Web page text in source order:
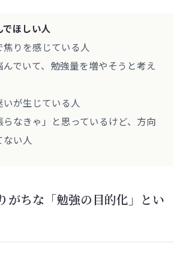
ほしい人
焦りを感じている人
んでいて、勉強量を増やそうと考え
いが生じている人
らなきゃ」と思っているけど、方向
い人
がちな「勉強の目的化」とい